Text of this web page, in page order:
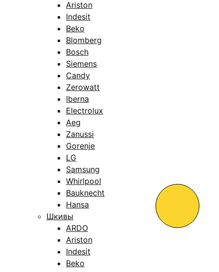
Ariston
Indesit
Beko
Blomberg
Bosch
Siemens
Candy
Zerowatt
Iberna
Electrolux
Aeg
Zanussi
Gorenje
LG
Samsung
Whirlpool
Bauknecht
Hansa
Шкивы
ARDO
Ariston
Indesit
Beko